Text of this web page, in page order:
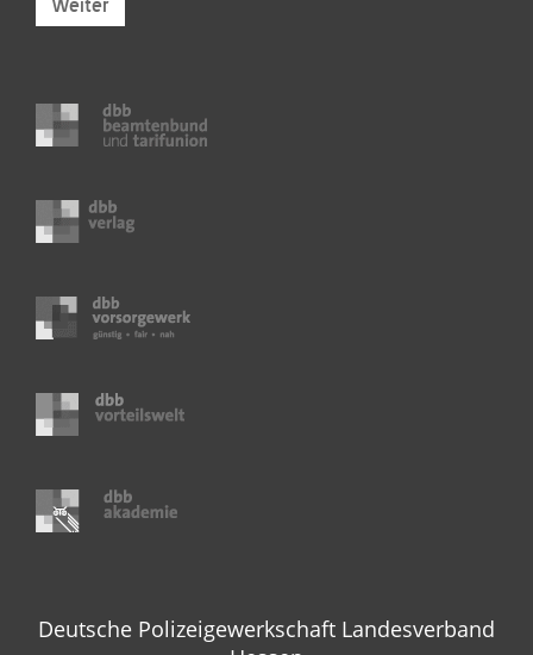
Weiter
Deutsche Polizeigewerkschaft Landesverband